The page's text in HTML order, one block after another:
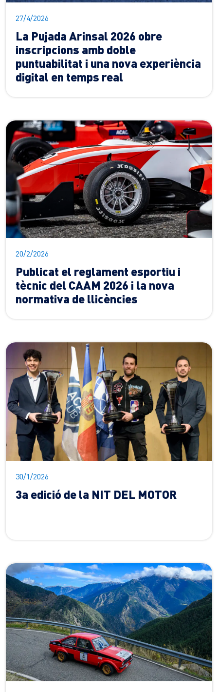
27/4/2026
La Pujada Arinsal 2026 obre
inscripcions amb doble
puntuabilitat i una nova experiència
digital en temps real
20/2/2026
Publicat el reglament esportiu i
tècnic del CAAM 2026 i la nova
normativa de llicències
30/1/2026
3a edició de la NIT DEL MOTOR